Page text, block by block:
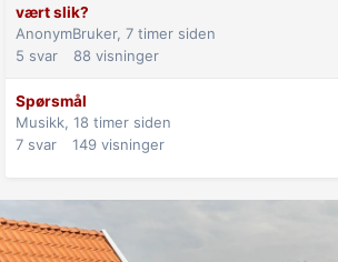
vært slik?
AnonymBruker, 7 timer siden
5 svar 88 visninger
Spørsmål
Musikk, 18 timer siden
7 svar 149 visninger